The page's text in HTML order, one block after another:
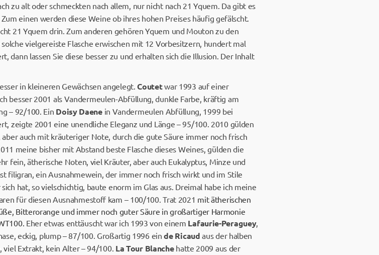
zu alt oder schmeckten nach allem, nur nicht nach 21 Yquem. Da gibt es
einen werden diese Weine ob ihres hohen Preises häufig gefälscht.
21 Yquem drin. Zum anderen gehören Yquem und Mouton zu den
vielgereiste Flasche erwischen mit 12 Vorbesitzern, hundert mal
dann lassen Sie diese besser zu und erhalten sich die Illusion. Der Inhalt
in kleineren Gewächsen angelegt.Coutetwar 1993 auf einer
besser 2001 als Vandermeulen-Abfüllung, dunkle Farbe, kräftig am
– 92/100. Ein Doisy Daenein Vandermeulen Abfüllung, 1999 bei
zeigte 2001 eine unendliche Eleganz und Länge – 95/100. 2010 gülden
auch mit kräuteriger Note, durch die gute Säure immer noch frisch
meine bisher mit Abstand beste Flasche dieses Weines, gülden die
fein, ätherische Noten, viel Kräuter, aber auch Eukalyptus, Minze und
filigran, ein Ausnahmewein, der immer noch frisch wirkt und im Stile
hat, so vielschichtig, baute enorm im Glas aus. Dreimal habe ich meine
für diesen Ausnahmestoff kam – 100/100. Trat 2021 mit ätherischen
Bitterorange und immer noch guter Säure in großartiger Harmonie
Eher etwas enttäuscht war ich 1993 von einem Lafaurie-Peraguey,
eckig, plump – 87/100. Großartig 1996 einde Ricaud aus der halben
viel Extrakt, kein Alter – 94/100. La Tour Blanchehatte 2009 aus der